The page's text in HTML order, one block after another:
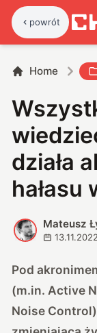
powrót
Home
działa
hałasu
M
Mateusz
13.11.2022
Pod
(m.in. Active
Noise